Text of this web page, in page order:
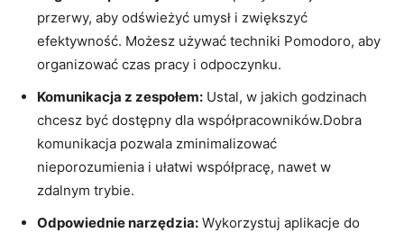
przerwy, aby ‌odświeżyć umysł ⁤i ⁣zwiększyć⁣
efektywność. Możesz używać techniki Pomodoro, aby‍
organizować czas pracy i odpoczynku.
Komunikacja z zespołem: Ustal, ⁤w jakich godzinach
chcesz być dostępny dla współpracowników.Dobra‌
komunikacja⁣ pozwala zminimalizować
nieporozumienia ⁣i ułatwi współpracę,‌ nawet‍ w
⁤zdalnym trybie.
Odpowiednie narzędzia: ⁢Wykorzystuj aplikacje do‍